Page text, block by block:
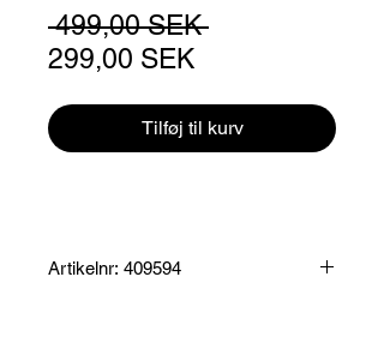
499,00 SEK Regulær
299,00 SEKSalgspris
Tilføj til kurv
Artikelnr: 409594